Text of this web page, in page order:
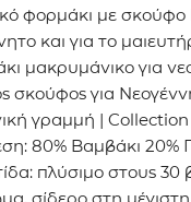
φορμάκι με σκούφο
και για το
μακρυμάνικο για
σκούφος για
γραμμή |
80% Βαμβάκι 20%
πλύσιμο στους